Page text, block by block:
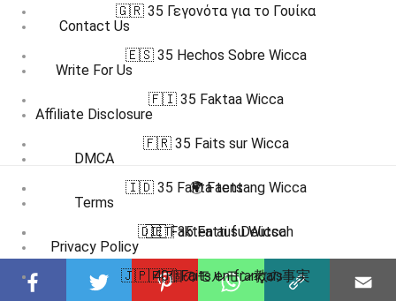
Contact Us
Write For Us
Affiliate Disclosure
DMCA
Terms
Privacy Policy
Submit Facts
🇬🇷 35 Γεγονότα για το Γουίκα
🇪🇸 35 Hechos Sobre Wicca
🇫🇮 35 Faktaa Wicca
🇫🇷 35 Faits sur Wicca
🇮🇩 35 Fakta tentang Wicca
🇮🇹 35 Fatti su Wicca
🇯🇵 40個のモルモン教の事実
🌍 Facts
🇩🇪 Fakten auf Deutsch
🇫🇷 Faits en français